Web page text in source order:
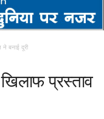
बनाई दूरी
प्रस्ताव